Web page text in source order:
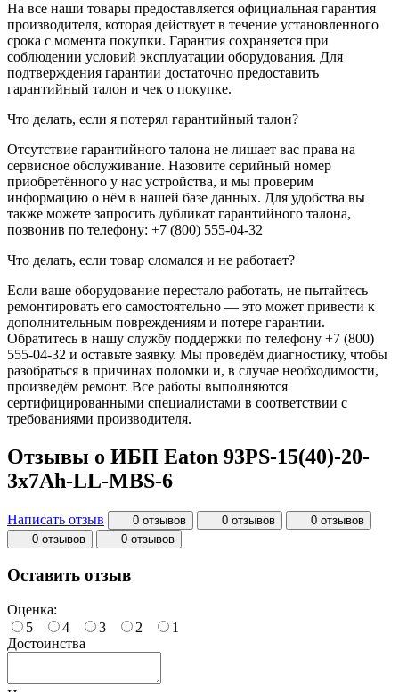
На все наши товары предоставляется официальная гарантия
производителя, которая действует в течение установленного
срока с момента покупки. Гарантия сохраняется при
соблюдении условий эксплуатации оборудования. Для
подтверждения гарантии достаточно предоставить
гарантийный талон и чек о покупке.
Что делать, если я потерял гарантийный талон?
Отсутствие гарантийного талона не лишает вас права на
сервисное обслуживание. Назовите серийный номер
приобретённого у нас устройства, и мы проверим
информацию о нём в нашей базе данных. Для удобства вы
также можете запросить дубликат гарантийного талона,
позвонив по телефону: +7 (800) 555-04-32
Что делать, если товар сломался и не работает?
Если ваше оборудование перестало работать, не пытайтесь
ремонтировать его самостоятельно — это может привести к
дополнительным повреждениям и потере гарантии.
Обратитесь в нашу службу поддержки по телефону +7 (800)
555-04-32 и оставьте заявку. Мы проведём диагностику, чтобы
разобраться в причинах поломки и, в случае необходимости,
произведём ремонт. Все работы выполняются
сертифицированными специалистами в соответствии с
требованиями производителя.
Отзывы о ИБП Eaton 93PS-15(40)-20-
3x7Ah-LL-MBS-6
Написать отзыв 0 отзывов 0 отзывов
0 отзывов
0 отзывов
0 отзывов
Оставить отзыв
Оценка:
5
4 3 2
1
Достоинства